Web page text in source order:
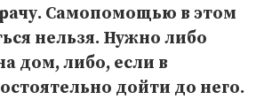
Самопомощью в этом
нельзя. Нужно либо
дом, либо, если в
дойти до него.